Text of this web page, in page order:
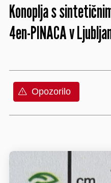
Konoplja s
4en-PINACA v
Opozorilo